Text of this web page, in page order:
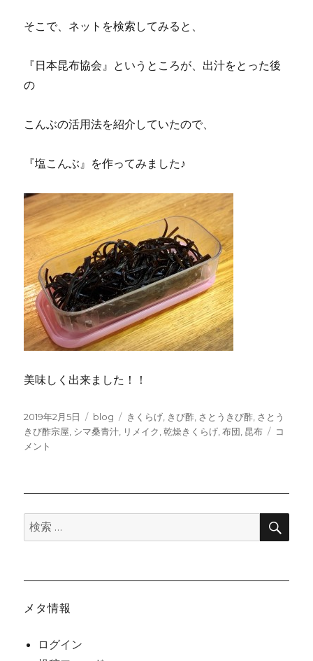
そこで、ネットを検索してみると、
『日本昆布協会』というところが、出汁をとった後
の
こんぶの活用法を紹介していたので、
『塩こんぶ』を作ってみました♪
美味しく出来ました！！
投
稿
日:
2019年2月5日
カ
テ
blog
タ
グ
きくらげ, きび酢, さとうきび酢, さとう
きび酢宗屋, シマ桑青汁, リメイク,乾燥きくらげ,布団, 昆布
リ
コ
メント
検
索:
検
メタ情報
ログイン